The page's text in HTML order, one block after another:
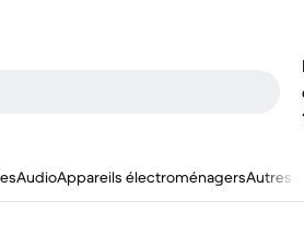
AudioAppareils électroménagersAutres